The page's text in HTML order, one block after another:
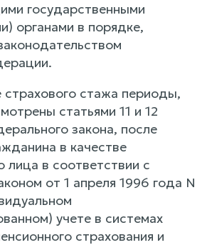
государственными
органами в порядке,
стажа периоды,
статьями 11 и 12
закона, после
в качестве
лица в соответствии с
от 1 апреля 1996 года N
учете в системах
страхования и